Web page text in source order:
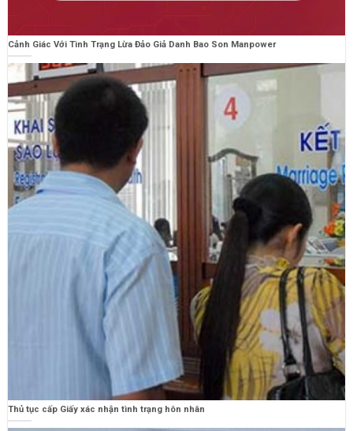
Cảnh Giác Với Tình Trạng Lừa Đảo Giả Danh Bao Son Manpower
Thủ tục cấp Giấy xác nhận tình trạng hôn nhân